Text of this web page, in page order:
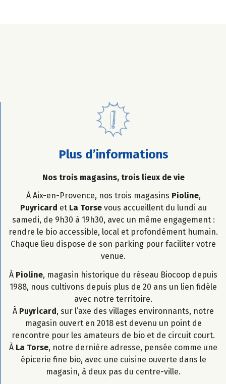
Plus d’informations
Nos trois magasins, trois lieux de vie
À Aix-en-Provence, nos trois magasins Pioline,
Puyricard et La Torsevous accueillent du lundi au
samedi, de 9h30 à 19h30, avec un même engagement :
rendre le bio accessible, local et profondément humain.
Chaque lieu dispose de son parking pour faciliter votre
venue.
À Pioline, magasin historique du réseau Biocoop depuis
1988, nous cultivons depuis plus de 20 ans un lien fidèle
avec notre territoire.
À Puyricard , sur l’axe des villages environnants, notre
magasin ouvert en 2018 est devenu un point de
rencontre pour les amateurs de bio et de circuit court.
À La Torse, notre dernière adresse, pensée comme une
épicerie fine bio, avec une cuisine ouverte dans le
magasin, à deux pas du centre-ville.